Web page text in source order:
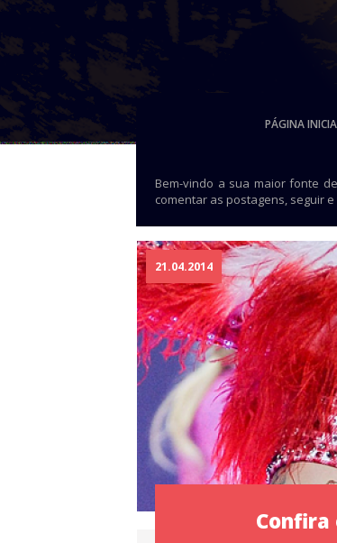
PÁGINA
Bem-vindo a sua maior fonte
comentar as postagens, seguir
21.04.2014